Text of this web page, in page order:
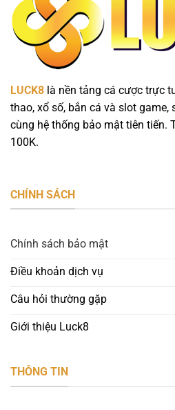
LUCK8 là nền tảng cá cược trực
thao, xổ số, bắn cá và slot
cùng hệ thống bảo mật tiên tiến.
100K.
CHÍNH SÁCH
Chính sách bảo mật
Điều khoản dịch vụ
Câu hỏi thường gặp
Giới thiệu Luck8
THÔNG TIN